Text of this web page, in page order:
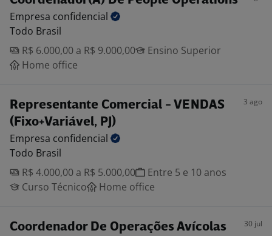
Empresa confidencial
Todo Brasil
R$ 6.000,00 a R$ 9.000,00
Ensino Superior
Home office
Representante Comercial - VENDAS
(Fixo+Variável, PJ)
3 ago
Empresa confidencial
Todo Brasil
R$ 4.000,00 a R$ 5.000,00
Entre 5 e 10 anos
Curso Técnico
Home office
Coordenador De Operações Avícolas 30 jul